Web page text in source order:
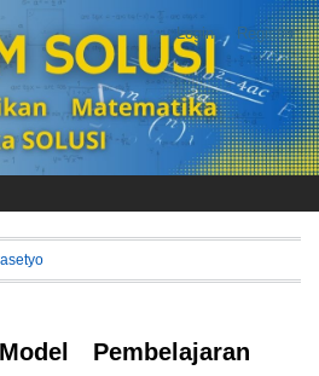
Login Register
Pembelajaran